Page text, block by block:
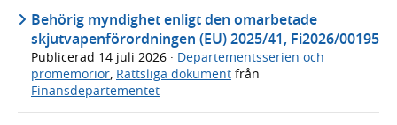
Behörig myndighet enligt den omarbetade
skjutvapenförordningen (EU) 2025/41, Fi2026/00195
Publicerad 14 juli 2026 · Departementsserien och
promemorior Rättsliga dokument från
Finansdepartementet